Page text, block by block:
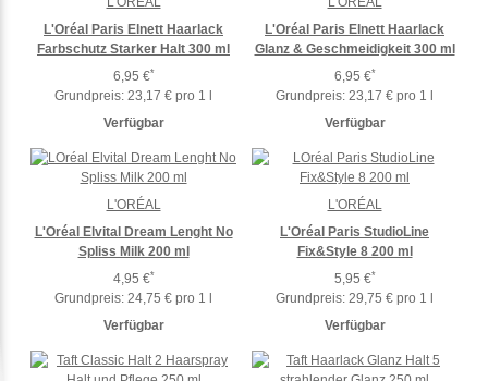
L'Oréal Paris Elnett Haarlack
Farbschutz Starker Halt 300 ml
6,95 €*
Grundpreis: 23,17 € pro 1 l
Verfügbar
L'Oréal Paris Elnett Haarlack
Glanz & Geschmeidigkeit 300 ml
6,95 €*
Grundpreis: 23,17 € pro 1 l
Verfügbar
L'Oréal Elvital Dream Lenght No
Spliss Milk 200 ml
4,95 €*
Grundpreis: 24,75 € pro 1 l
Verfügbar
L'ORÉAL
L'Oréal Paris StudioLine
Fix&Style 8 200 ml
5,95 €*
Grundpreis: 29,75 € pro 1 l
Verfügbar
L'ORÉAL